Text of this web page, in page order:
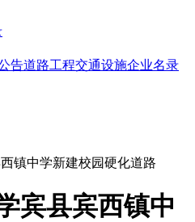
告道路工程交通设施企业名录
镇中学新建校园硬化道路
宾县宾西镇中